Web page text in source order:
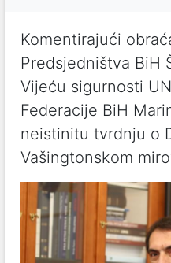
Komentirajući
Predsjedništva BiH
Vijeću sigurnosti
Federacije BiH
neistinitu tvrdnju o
Vašingtonskom